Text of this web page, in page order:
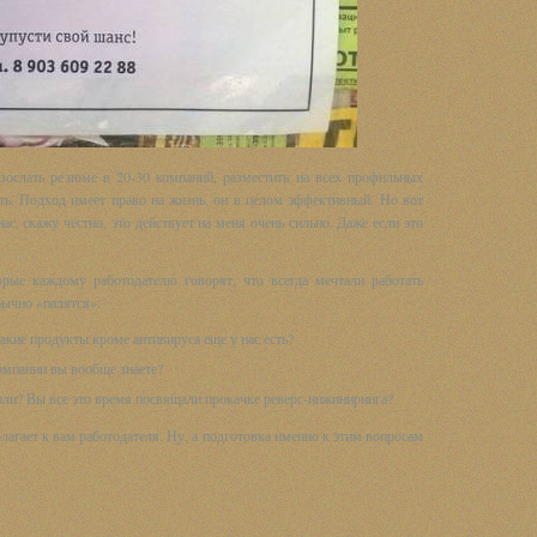
резюме в 20-30 компаний, разместить на всех профильных
Подход имеет право на жизнь, он в целом эффективный. Но вот
скажу честно, это действует на меня очень сильно. Даже если это
каждому работодателю говорят, что всегда мечтали работать
«палятся»:
продукты кроме антивируса еще у нас есть?
вы вообще знаете?
Вы все это время посвящали прокачке реверс-инжиниринга?
к вам работодателя. Ну, а подготовка именно к этим вопросам